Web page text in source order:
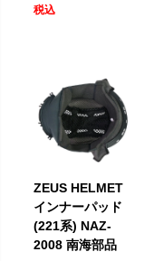
税込
ZEUS HELMET
インナーパッド
(221系) NAZ-
2008 南海部品